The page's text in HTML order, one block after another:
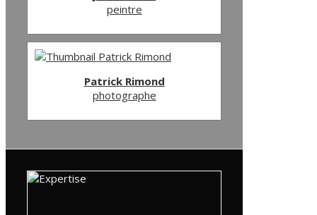
peintre
Patrick Rimond
photographe